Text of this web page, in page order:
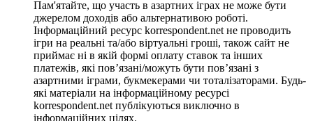
Пам'ятайте, що участь в азартних іграх не може бути
джерелом доходів або альтернативою роботі.
Інформаційний ресурс korrespondent.net не проводить
ігри на реальні та/або віртуальні гроші, також сайт не
приймає ні в якій формі оплату ставок та інших
платежів, які пов’язані/можуть бути пов’язані з
азартними іграми, букмекерами чи тоталізаторами. Будь-
які матеріали на інформаційному ресурсі
korrespondent.net публікуються виключно в
інформаційних цілях.